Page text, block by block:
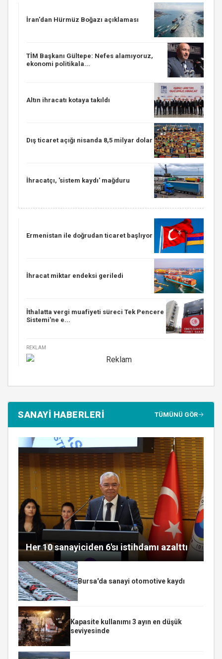
İran'dan Hürmüz Boğazı açıklaması
TİM Başkanı Gültepe: Nefes alamıyoruz,
ekonomi politikala...
Altın ihracatı kotaya takıldı
Dış ticaret açığı nisanda 8,5 milyar dolar
İhracatçı, 'sistem kaydı' mağduru
Ermenistan ile doğrudan ticaret başlıyor
İhracat miktar endeksi geriledi
İthalatta vergi muafiyeti süreci Tek Pencere
Sistemi'ne e...
REKLAM
SANAYİ HABERLERİ TÜMÜNÜ GÖR
Her 10 sanayiciden 6'sı istihdamı azalttı
Bursa'da sanayi otomotive kaydı
Kapasite kullanımı 3 ayın en düşük
seviyesinde